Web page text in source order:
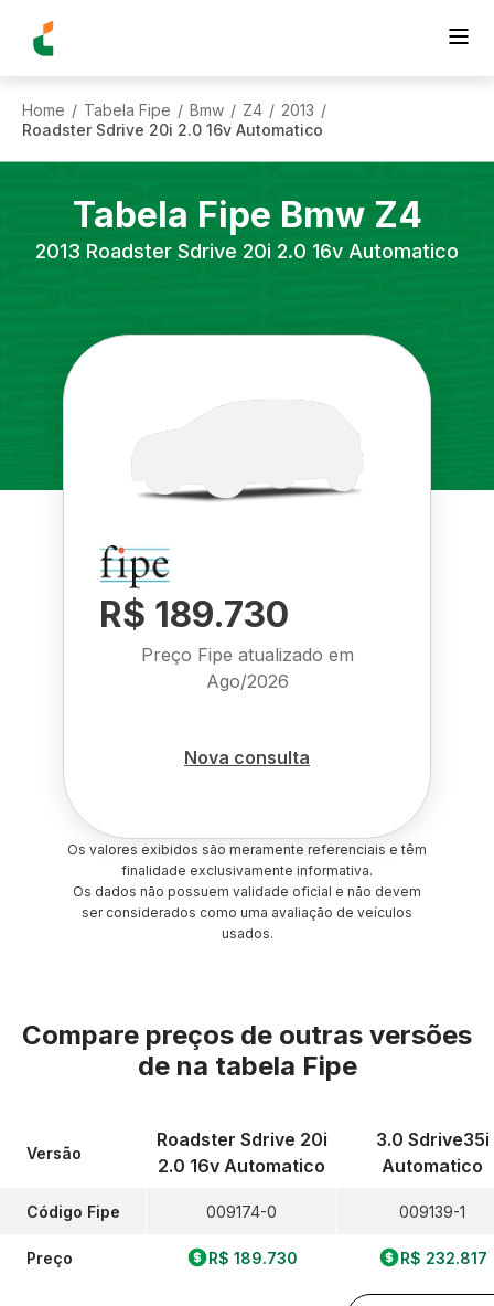
Home / Tabela Fipe / Bmw / Z4 / 2013 /
Roadster Sdrive 20i 2.0 16v Automatico
Tabela Fipe Bmw Z4
2013 Roadster Sdrive 20i 2.0 16v Automatico
R$ 189.730
Preço Fipe atualizado em
Ago/2026
Nova consulta
Os valores exibidos são meramente referenciais e têm
finalidade exclusivamente informativa.
Os dados não possuem validade oficial e não devem
ser considerados como uma avaliação de veículos
usados.
Compare preços de outras versões
de na tabela Fipe
Versão
Código Fipe
Preço
Roadster Sdrive 20i
2.0 16v Automatico
009174-0
R$ 189.730
3.0 Sdrive35i
Automatico
009139-1
R$ 232.817